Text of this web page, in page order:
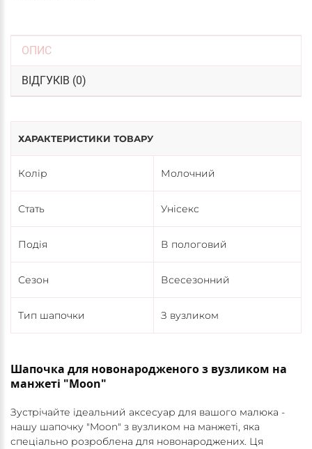
ОПИС
ВІДГУКІВ (0)
ХАРАКТЕРИСТИКИ ТОВАРУ
Колір Молочний
Стать Унісекс
Подія В пологовий
Сезон Всесезонний
Тип шапочки З вузликом
Шапочка для новонародженого з вузликом на
манжеті "Moon"
Зустрічайте ідеальний аксесуар для вашого малюка -
нашу шапочку "Moon" з вузликом на манжеті, яка
спеціально розроблена для новонароджених. Ця